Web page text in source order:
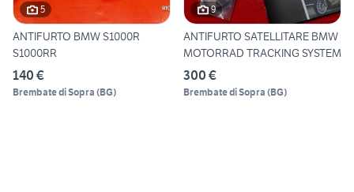
5
ANTIFURTO BMW S1000R
S1000RR
140 €
Brembate di Sopra (BG)
9
ANTIFURTO SATELLITARE BMW
MOTORRAD TRACKING SYSTEM
300 €
Brembate di Sopra (BG)